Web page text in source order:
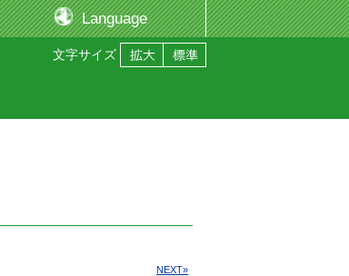
Language
文字サイズ
NEXT»